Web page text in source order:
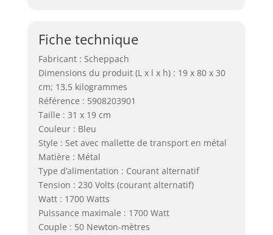
Fiche technique
Fabricant : Scheppach
Dimensions du produit (L x l x h) : 19 x 80 x 30
cm; 13,5 kilogrammes
Référence : 5908203901
Taille : 31 x 19 cm
Couleur : Bleu
Style : Set avec mallette de transport en métal
Matière : Métal
Type d’alimentation : Courant alternatif
Tension : 230 Volts (courant alternatif)
Watt : 1700 Watts
Puissance maximale : 1700 Watt
Couple : 50 Newton-mètres